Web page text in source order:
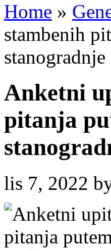
Home »
stambenih
Anketni
pitanja
lis 7, 2022